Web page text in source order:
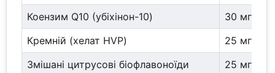
Коензим Q10 (убіхінон-10)
30 мг
Кремній (хелат HVP)
25 мг
Змішані цитрусові біофлавоноїди
25 мг